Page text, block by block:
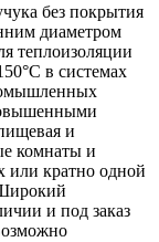
без покрытия
диаметром
теплоизоляции
в системах
и
комнаты и
или кратно одной
и под заказ